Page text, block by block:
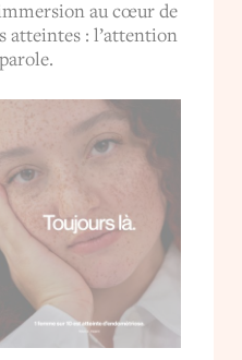
au cœur de
atteintes : l’attention